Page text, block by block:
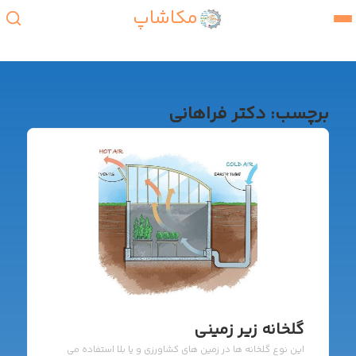
مکاشاپ
برچسب: دکتر فراهانی
گلخانه زیر زمینی
این نوع گلخانه ها در زمین های کشاورزی و یا بلا استفاده می